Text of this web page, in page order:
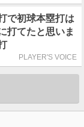
で初球本塁打は
打てたと思いま
PLAYER'S VOICE